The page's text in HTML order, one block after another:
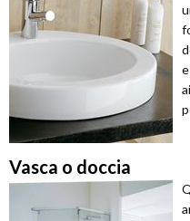
Vasca o doccia